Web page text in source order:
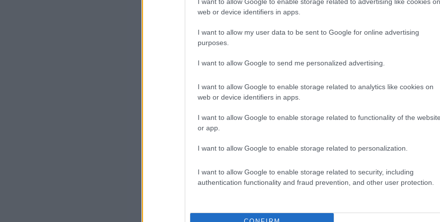
web or device identifiers in apps.
I want to allow my user data to be sent to Google for online advertising
purposes.
I want to allow Google to send me personalized advertising.
I want to allow Google to enable storage related to analytics like cookies on
web or device identifiers in apps.
I want to allow Google to enable storage related to functionality of the website
or app.
I want to allow Google to enable storage related to personalization.
I want to allow Google to enable storage related to security, including
authentication functionality and fraud prevention, and other user protection.
Egyiptom: diplomáciai offenzíva
A háború Egyiptom számára létkérdést jelent.
elősegíteni a tűzszünetet, miközben belső
milliós lakosságára és törékeny gazdaságára,
Szuezi-csatorna bevételeire támaszkodik – egy
Ezért az egyiptomi vezetés minden kapcsolatot
ugyanakkor titkos üzenetekkel próbált érintkezni
Tunézia: populizmus és kétségbeesés
Tunéziában a háború egy gyenge, populista elnök
válság elfedésére. Kaisz Szaied rezsimje Izrael